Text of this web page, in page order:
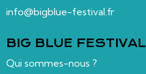
info@bigblue-festival.fr
BIG BLUE FESTIVAL
Qui sommes-nous ?